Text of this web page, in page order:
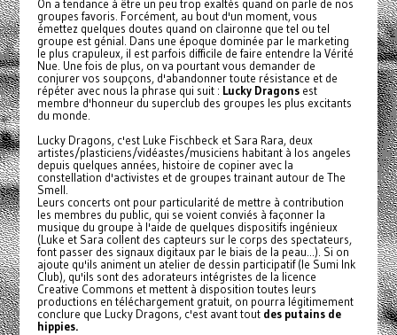
On a tendance à être un peu trop exaltés quand on parle de nos
groupes favoris. Forcément, au bout d'un moment, vous
émettez quelques doutes quand on claironne que tel ou tel
groupe est génial. Dans une époque dominée par le marketing
le plus crapuleux, il est parfois difficile de faire entendre la Vérité
Nue. Une fois de plus, on va pourtant vous demander de
conjurer vos soupçons, d'abandonner toute résistance et de
répéter avec nous la phrase qui suit : Lucky Dragonsest
membre d'honneur du superclub des groupes les plus excitants
du monde.
Lucky Dragons, c'est Luke Fischbeck et Sara Rara, deux
artistes/plasticiens/vidéastes/musiciens habitant à los angeles
depuis quelques années, histoire de copiner avec la
constellation d'activistes et de groupes trainant autour de The
Smell.
Leurs concerts ont pour particularité de mettre à contribution
les membres du public, qui se voient conviés à façonner la
musique du groupe à l'aide de quelques dispositifs ingénieux
(Luke et Sara collent des capteurs sur le corps des spectateurs,
font passer des signaux digitaux par le biais de la peau...). Si on
ajoute qu'ils animent un atelier de dessin participatif (le Sumi Ink
Club), qu'ils sont des adorateurs intégristes de la licence
Creative Commons et mettent à disposition toutes leurs
productions en téléchargement gratuit, on pourra légitimement
conclure que Lucky Dragons, c'est avant tout des putains de
hippies.